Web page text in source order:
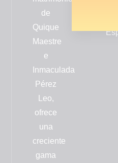
de
Quique
Maestre
e
Inmaculada
Pérez
Leo,
ofrece
una
creciente
gama